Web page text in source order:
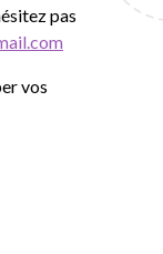
pas
vos